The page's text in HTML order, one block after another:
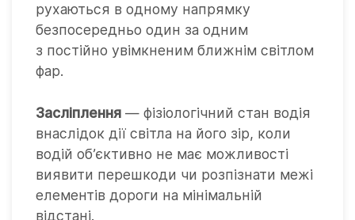
рухаються в одному напрямку
безпосередньо один за одним
з постійно увімкненим ближнім світлом
фар.
Засліплення — фізіологічний стан водія
внаслідок дії світла на його зір, коли
водій об’єктивно не має можливості
виявити перешкоди чи розпізнати межі
елементів дороги на мінімальній
відстані.